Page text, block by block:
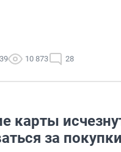
10 873 28
карты
за